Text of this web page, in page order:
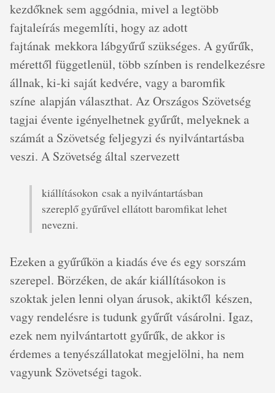
kezdőknek sem aggódnia, mivel a legtöbb
fajtaleírás megemlíti, hogy az adott
fajtának mekkora lábgyűrű szükséges. A gyűrűk,
mérettől függetlenül, több színben is rendelkezésre
állnak, ki-ki saját kedvére, vagy a baromfik
színe alapján választhat. Az Országos Szövetség
tagjai évente igényelhetnek gyűrűt, melyeknek a
számát a Szövetség feljegyzi és nyilvántartásba
veszi. A Szövetség által szervezett
kiállításokon csak a nyilvántartásban
szereplő gyűrűvel ellátott baromfikat lehet
nevezni.
Ezeken a gyűrűkön a kiadás éve és egy sorszám
szerepel. Börzéken, de akár kiállításokon is
szoktak jelen lenni olyan árusok, akiktől készen,
vagy rendelésre is tudunk gyűrűt vásárolni. Igaz,
ezek nem nyilvántartott gyűrűk, de akkor is
érdemes a tenyészállatokat megjelölni, ha nem
vagyunk Szövetségi tagok.